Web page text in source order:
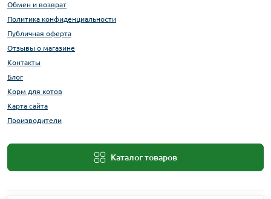
Обмен и возврат
Политика конфиденциальности
Публичная оферта
Отзывы о магазине
Контакты
Блог
Корм для котов
Карта сайта
Производители
Каталог товаров